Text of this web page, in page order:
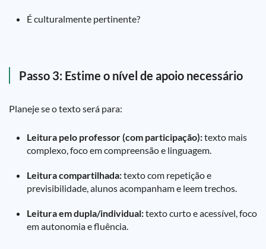
É culturalmente pertinente?
Passo 3: Estime o nível de apoio necessário
Planeje se o texto será para:
Leitura pelo professor (com participação):texto mais
complexo, foco em compreensão e linguagem.
Leitura compartilhada:texto com repetição e
previsibilidade, alunos acompanham e leem trechos.
Leitura em dupla/individual:texto curto e acessível, foco
em autonomia e fluência.